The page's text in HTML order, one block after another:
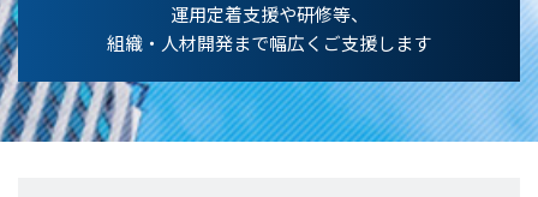
運用定着支援や研修等、
組織・人材開発まで幅広くご支援します